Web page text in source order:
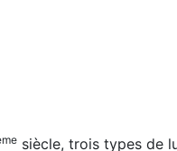
siècle, trois types de